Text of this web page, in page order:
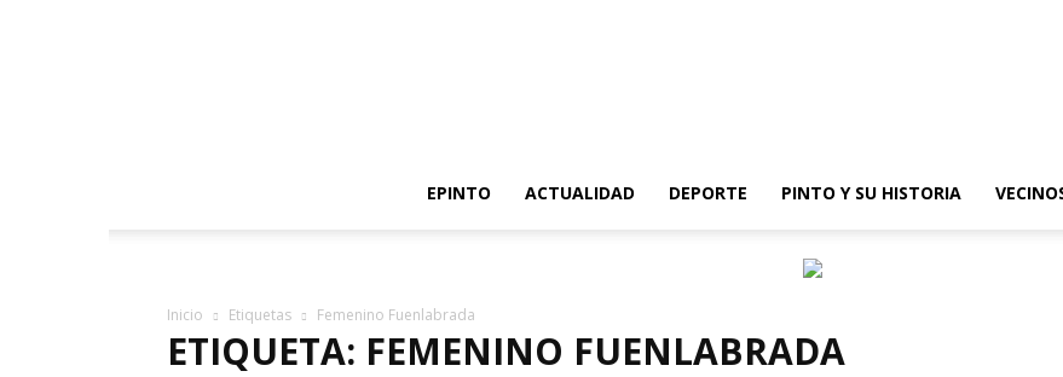
EPINTO
ACTUALIDAD DEPORTE PINTO Y SU HISTORIA
Inicio Etiquetas Femenino Fuenlabrada
ETIQUETA: FEMENINO FUENLABRADA